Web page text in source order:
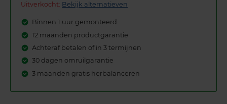
Uitverkocht: Bekijk alternatieven
Binnen 1 uur gemonteerd
12 maanden productgarantie
Achteraf betalen of in 3 termijnen
30 dagen omruilgarantie
3 maanden gratis herbalanceren